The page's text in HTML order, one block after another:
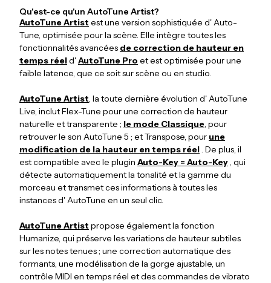
Qu'est-ce qu'un AutoTune Artist?
AutoTune Artist est une version sophistiquée d' Auto-
Tune, optimisée pour la scène. Elle intègre toutes les
fonctionnalités avancées de correction de hauteur en
temps réeld'AutoTune Pro et est optimisée pour une
faible latence, que ce soit sur scène ou en studio.
AutoTune Artist, la toute dernière évolution d' AutoTune
Live, inclut Flex-Tune pour une correction de hauteur
naturelle et transparente ; le mode Classique, pour
retrouver le son AutoTune 5 ; et Transpose, pour une
modification de la hauteur en temps réel. De plus, il
est compatible avec le plugin Auto-Key = Auto-Key, qui
détecte automatiquement la tonalité et la gamme du
morceau et transmet ces informations à toutes les
instances d' AutoTune en un seul clic.
AutoTune Artist propose également la fonction
Humanize, qui préserve les variations de hauteur subtiles
sur les notes tenues ; une correction automatique des
formants, une modélisation de la gorge ajustable, un
contrôle MIDI en temps réel et des commandes de vibrato